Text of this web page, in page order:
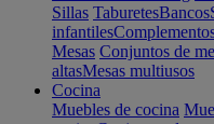
Sillas TaburetesBancos
infantiles
Mesas Conjuntos de
altasMesas multiusos
Cocina
Muebles de cocina